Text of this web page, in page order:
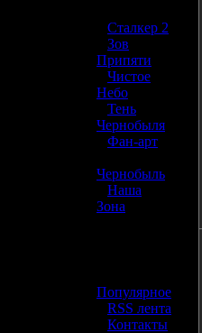
Сталкер 2
Зов
Припяти
Чистое
Небо
Тень
Чернобыля
Фан-арт
Чернобыль
Наша
Зона
Популярное
RSS лента
Контакты